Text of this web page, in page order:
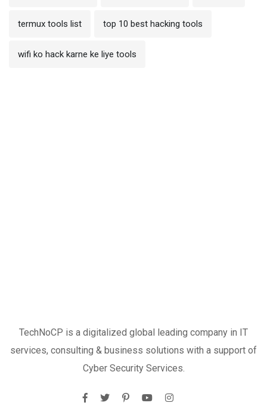
termux tools list top 10 best hacking tools
wifi ko hack karne ke liye tools
TechNoCP is a digitalized global leading company in IT
services, consulting & business solutions with a support of
Cyber Security Services.